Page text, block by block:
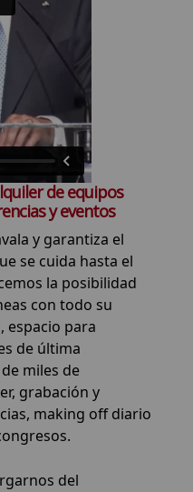
de equipos
y eventos
y garantiza el
se cuida hasta el
la posibilidad
con todo su
espacio para
de última
miles de
grabación y
making off diario
del